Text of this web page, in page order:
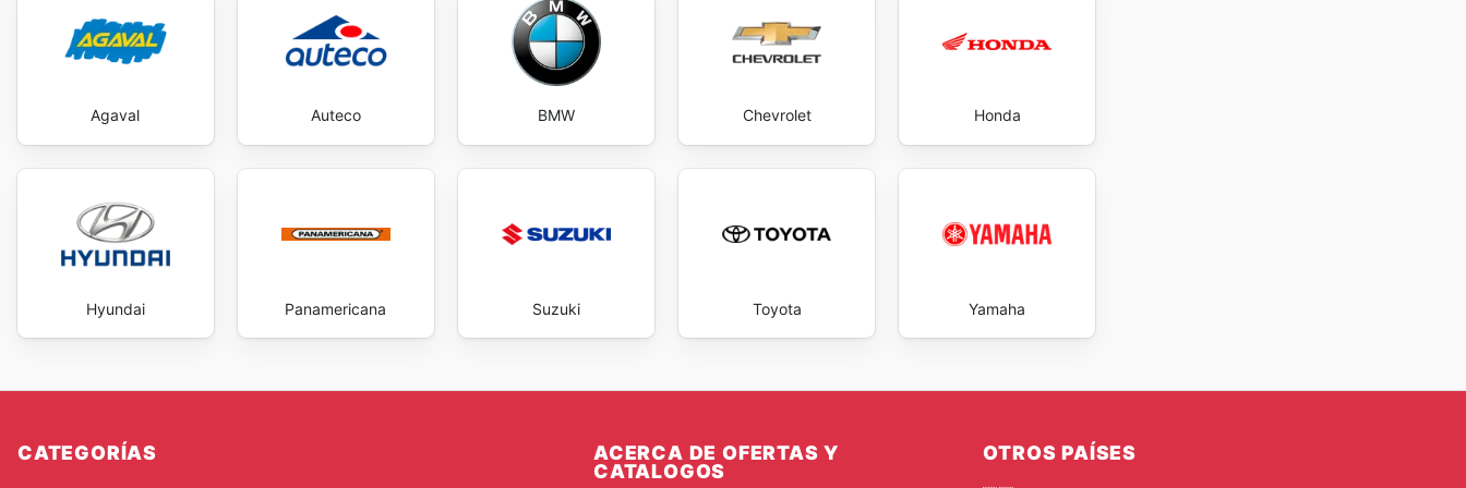
hasta soluciones decorativas innovadoras, todo ello pensado para mejorar la calidad de vida de sus clientes. La facilidad
con la que se puede acceder a esta información impulsa a una planificación de compras más eficiente y a la consecución
de objetivos domésticos y personales de manera más económica y satisfactoria. Visita Peláez Hermanos's website today
Agaval Auteco BMW Chevrolet Honda
Hyundai Panamericana Suzuki Toyota Yamaha
CATEGORÍAS
ACERCA DE OFERTAS Y
CATALOGOS
OTROS PAÍSES